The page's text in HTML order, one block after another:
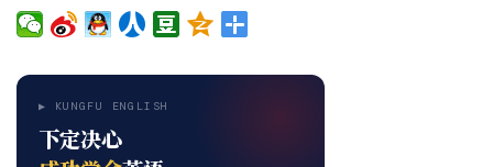
▶ KUNGFU ENGLISH
下定决心